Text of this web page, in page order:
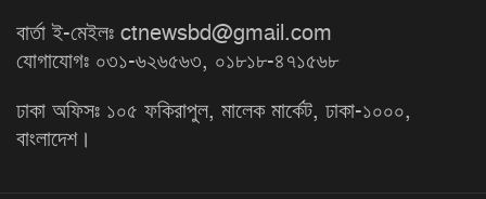
বার্তা ই-মেইলঃ ctnewsbd@gmail.com
যোগাযোগঃ ০৩১-৬২৬৫৬৩, ০১৮১৮-৪৭১৫৬৮
ঢাকা অফিসঃ ১০৫ ফকিরাপুল, মালেক মার্কেট, ঢাকা-১০০০,
বাংলাদেশ।